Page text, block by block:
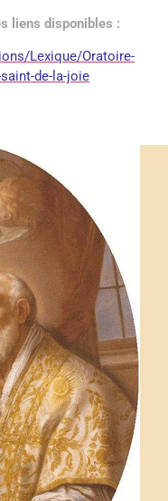
liens disponibles :
Lexique/Oratoire-
de-la-joie